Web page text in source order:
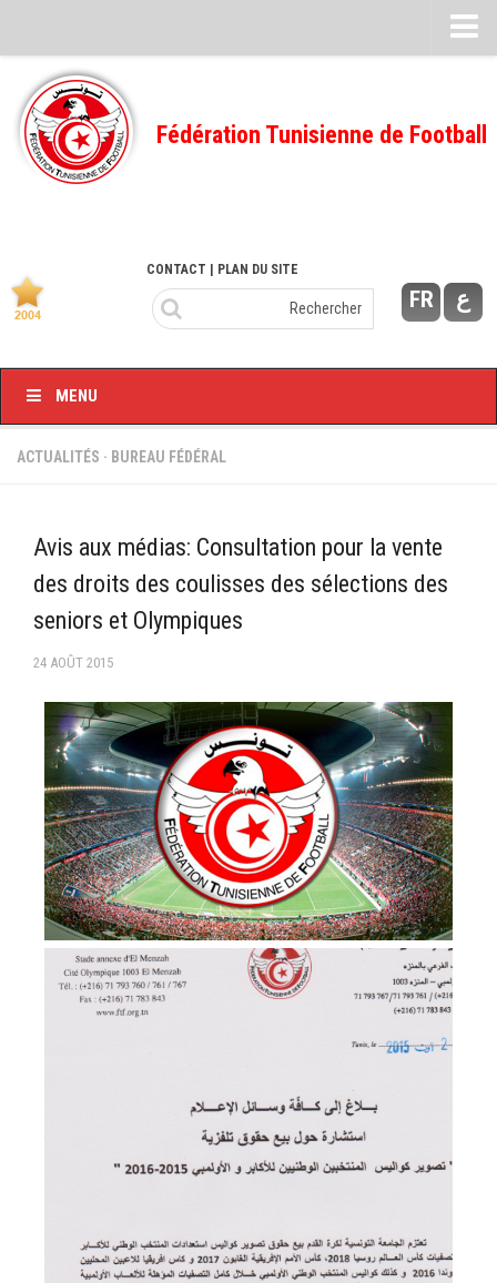
Feuille de match
FMI – 2022/2023
Ligue I – 2022/2023
Ligue I – 2020/2021
Ligue I – 2019/2020
Feuilles de match 2018/2019
Feuille de match 2017/2018
–Ligue I–
–Ligue II–
Feuille de match 2016/2017
-Ligue I-
-Ligue II-
-Ligue III-
Fédération Tunisienne de Football
FR ع
CONTACT | PLAN DU SITE
MENU
ACTUALITÉS · BUREAU FÉDÉRAL
Avis aux médias: Consultation pour la vente
des droits des coulisses des sélections des
seniors et Olympiques
24 AOÛT 2015